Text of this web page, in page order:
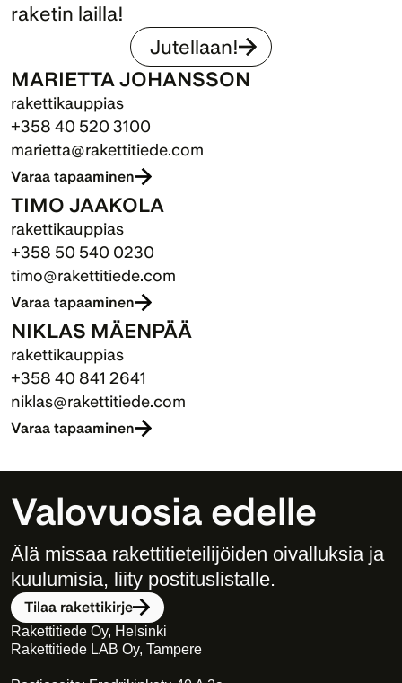
raketin lailla!
Jutellaan!
MARIETTA JOHANSSON
rakettikauppias
+358 40 520 3100
marietta@rakettitiede.com
Varaa tapaaminen
TIMO JAAKOLA
rakettikauppias
+358 50 540 0230
timo@rakettitiede.com
Varaa tapaaminen
NIKLAS MÄENPÄÄ
rakettikauppias
+358 40 841 2641
niklas@rakettitiede.com
Varaa tapaaminen
Valovuosia edelle
Älä missaa rakettitieteilijöiden oivalluksia ja
kuulumisia, liity postituslistalle.
Tilaa rakettikirje
Rakettitiede Oy, Helsinki
Rakettitiede LAB Oy, Tampere